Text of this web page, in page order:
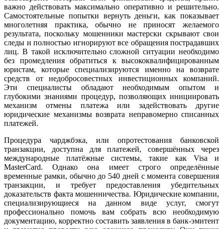
важно действовать максимально оперативно и решительно.
Самостоятельные попытки вернуть деньги, как показывает
многолетняя практика, обычно не приносят желаемого
результата, поскольку мошенники мастерски скрывают свои
следы и полностью игнорируют все обращения пострадавших
лиц. В такой исключительно сложной ситуации необходимо
без промедления обратиться к высококвалифицированным
юристам, которые специализируются именно на возврате
средств от недобросовестных инвестиционных компаний.
Эти специалисты обладают необходимым опытом и
глубокими знаниями процедур, позволяющих инициировать
механизм отмены платежа или задействовать другие
юридические механизмы возврата неправомерно списанных
платежей.
Процедура чарджбэка, или опротестования банковской
транзакции, доступна для платежей, совершённых через
международные платёжные системы, такие как Visa и
MasterCard. Однако она имеет строго определённые
временные рамки, обычно до 540 дней с момента совершения
транзакции, и требует предоставления убедительных
доказательств факта мошенничества. Юридические компании,
специализирующиеся на данном виде услуг, смогут
профессионально помочь вам собрать всю необходимую
документацию, корректно составить заявления в банк-эмитент